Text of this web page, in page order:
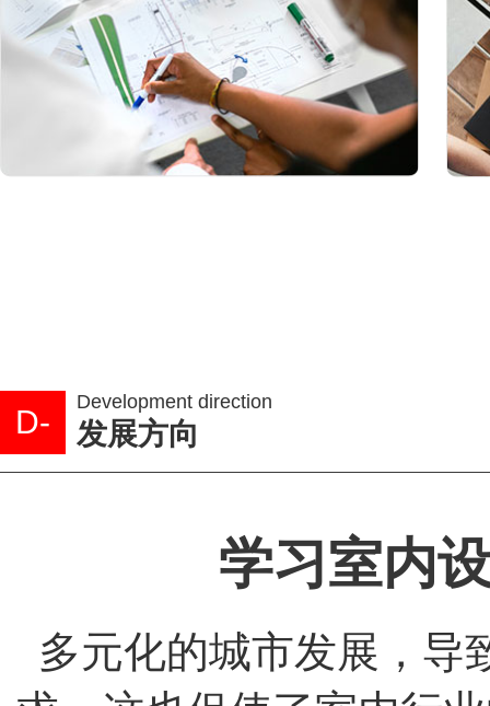
D-
Development direction
发展方向
学习室内
多元化的城市发展，导